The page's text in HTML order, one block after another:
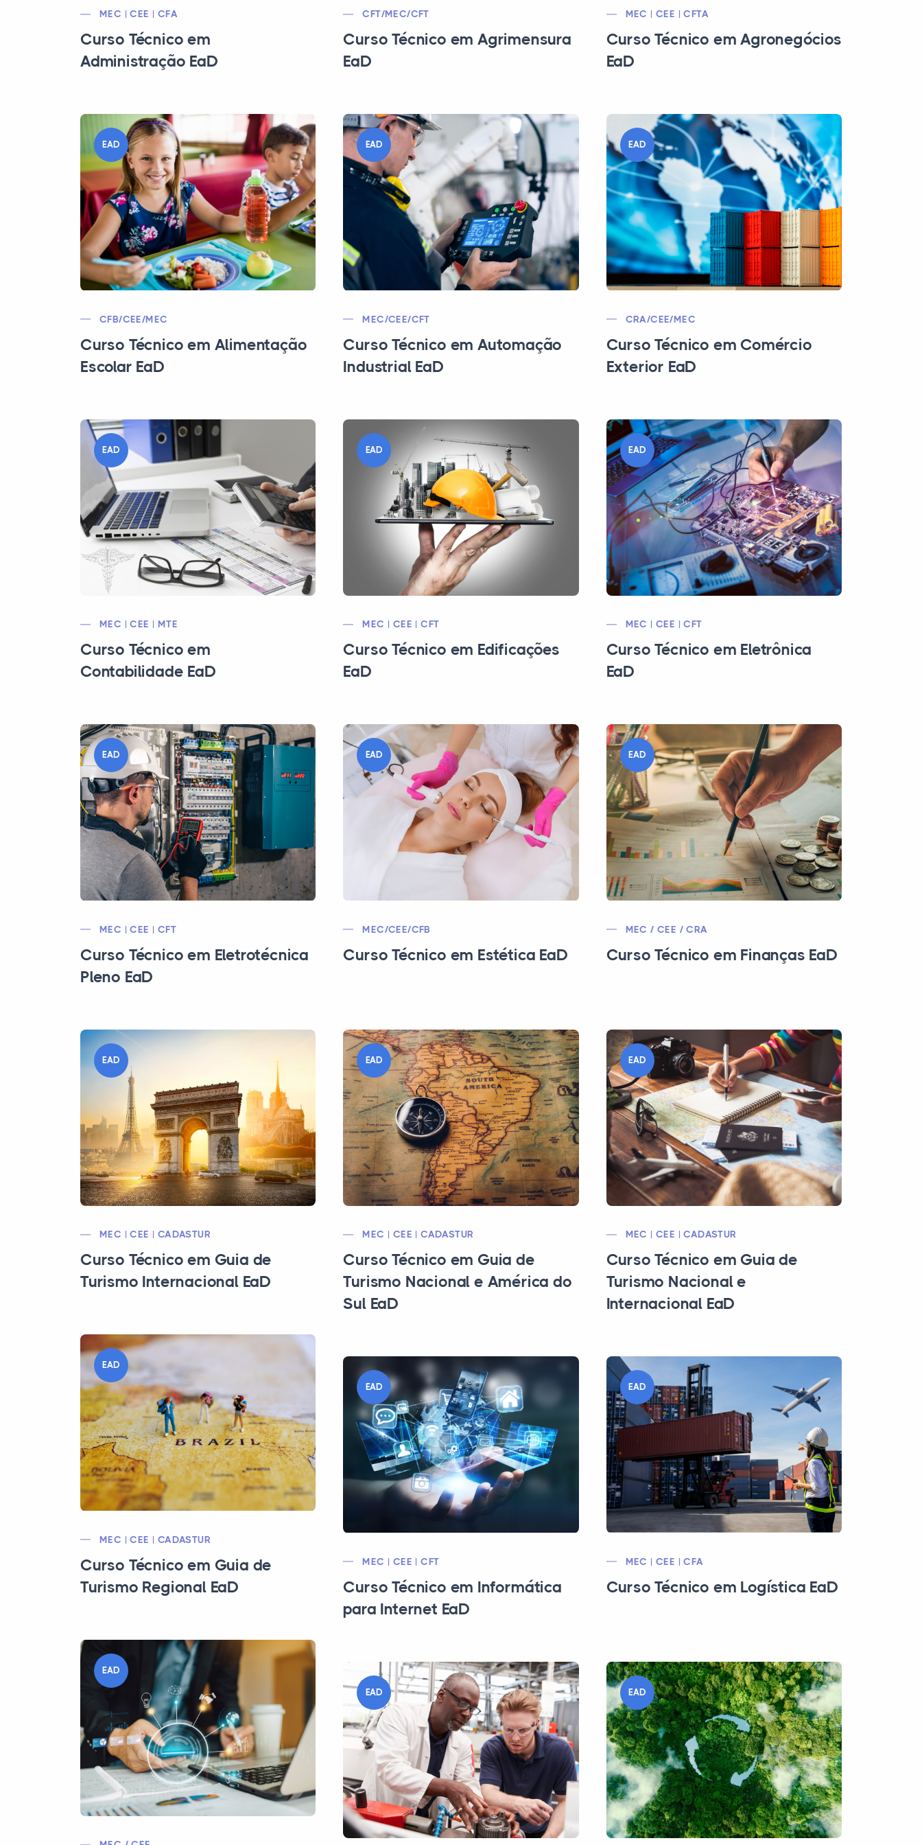
MEC | CEE | CFA
Curso Técnico em
Administração EaD
CFT/MEC/CFT
Curso Técnico em Agrimensura
EaD
MEC | CEE | CFTA
Curso Técnico em Agronegócios
EaD
EAD
CFB/CEE/MEC
Curso Técnico em Alimentação
Escolar EaD
EAD
MEC/CEE/CFT
Curso Técnico em Automação
Industrial EaD
EAD
CRA/CEE/MEC
Curso Técnico em Comércio
Exterior EaD
EAD
MEC | CEE | MTE
Curso Técnico em
Contabilidade EaD
EAD
MEC | CEE | CFT
Curso Técnico em Edificações
EaD
EAD
MEC | CEE | CFT
Curso Técnico em Eletrônica
EaD
EAD
MEC | CEE | CFT
Curso Técnico em Eletrotécnica
Pleno EaD
EAD
MEC/CEE/CFB
Curso Técnico em Estética EaD
EAD
MEC / CEE / CRA
Curso Técnico em Finanças EaD
EAD
MEC | CEE | CADASTUR
Curso Técnico em Guia de
Turismo Internacional EaD
EAD
MEC | CEE | CADASTUR
Curso Técnico em Guia de
Turismo Nacional e América do
Sul EaD
EAD
MEC | CEE | CADASTUR
Curso Técnico em Guia de
Turismo Nacional e
Internacional EaD
EAD
MEC | CEE | CADASTUR
Curso Técnico em Guia de
Turismo Regional EaD
EAD
MEC | CEE | CFT
Curso Técnico em Informática
para Internet EaD
EAD
MEC | CEE | CFA
Curso Técnico em Logística EaD
EAD
EAD EAD